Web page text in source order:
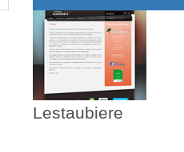
Lestaubiere